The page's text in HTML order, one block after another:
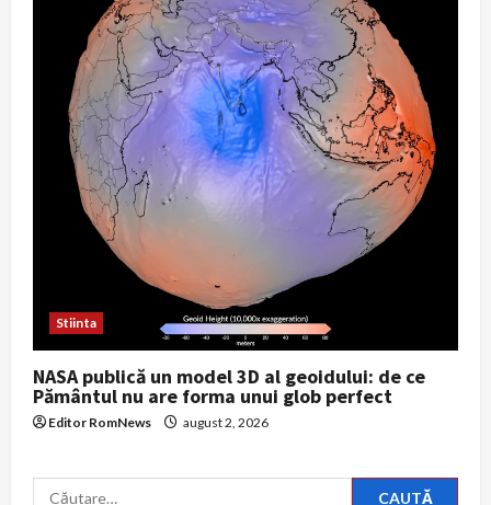
Stiinta
NASA publică un model 3D al geoidului: de ce
Pământul nu are forma unui glob perfect
Editor RomNews august 2, 2026
Caută